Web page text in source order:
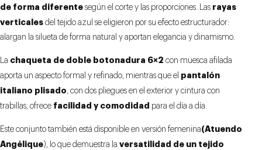
de forma diferente según el corte y las proporciones. Las rayas
verticales del tejido azul se eligieron por su efecto estructurador:
alargan la silueta de forma natural y aportan elegancia y dinamismo.
La chaqueta de doble botonadura 6×2 con muesca afilada
aporta un aspecto formal y refinado, mientras que el pantalón
italiano plisado, con dos pliegues en el exterior y cintura con
trabillas, ofrece facilidad y comodidad para el día a día.
Este conjunto también está disponible en versión femenina(Atuendo
Angélique), lo que demuestra la versatilidad de un tejido